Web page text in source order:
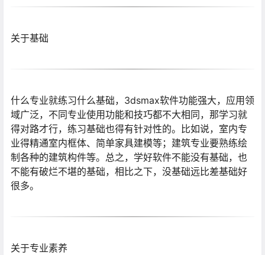
关于基础
什么专业就练习什么基础，3dsmax软件功能强大，应用领
域广泛，不同专业使用功能和技巧都不大相同，那学习就
得对路才行，练习基础也得有针对性的。比如说，室内专
业得精通室内框体、简单家具建模等；建筑专业要熟练绘
制各种的建筑构件等。总之，学好软件不能没有基础，也
不能有破烂不堪的基础，相比之下，没基础远比差基础好
很多。
关于专业素养